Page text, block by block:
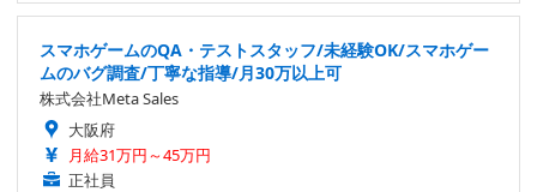
スマホゲームのQA・テストスタッフ/未経験OK/スマホゲー
ムのバグ調査/丁寧な指導/月30万以上可
株式会社Meta Sales
大阪府
月給31万円～45万円
正社員